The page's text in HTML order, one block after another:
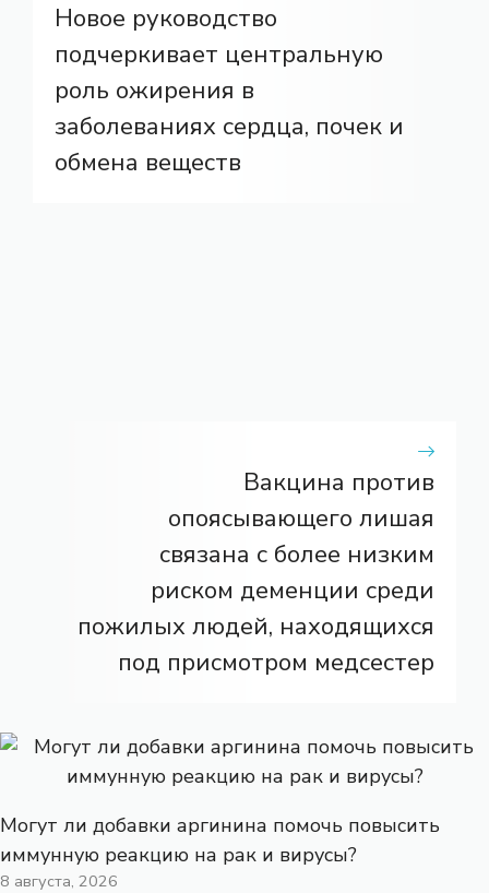
Новое руководство
подчеркивает центральную
роль ожирения в
заболеваниях сердца, почек и
обмена веществ
Вакцина против
опоясывающего лишая
связана с более низким
риском деменции среди
пожилых людей, находящихся
под присмотром медсестер
Могут ли добавки аргинина помочь повысить
иммунную реакцию на рак и вирусы?
8 августа, 2026